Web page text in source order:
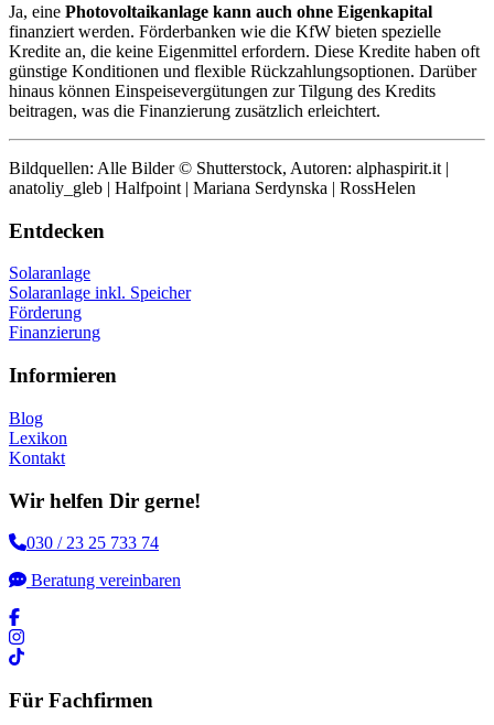
Ja, eine Photovoltaikanlage kann auch ohne Eigenkapital
finanziert werden. Förderbanken wie die KfW bieten spezielle
Kredite an, die keine Eigenmittel erfordern. Diese Kredite haben oft
günstige Konditionen und flexible Rückzahlungsoptionen. Darüber
hinaus können Einspeisevergütungen zur Tilgung des Kredits
beitragen, was die Finanzierung zusätzlich erleichtert.
Bildquellen: Alle Bilder © Shutterstock, Autoren: alphaspirit.it |
anatoliy_gleb | Halfpoint | Mariana Serdynska | RossHelen
Entdecken
Solaranlage
Solaranlage inkl. Speicher
Förderung
Finanzierung
Informieren
Blog
Lexikon
Kontakt
Wir helfen Dir gerne!
030 / 23 25 733 74
Beratung vereinbaren
Für Fachfirmen